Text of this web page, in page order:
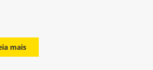
mais